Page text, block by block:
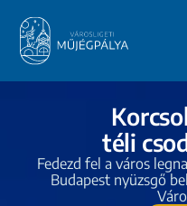
téli
Fedezd fel a város
Budapest nyüzsgő